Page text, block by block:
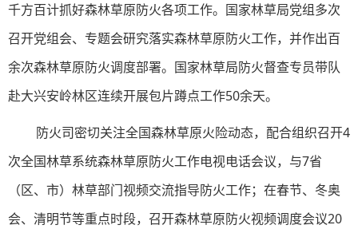
千方百计抓好森林草原防火各项工作。国家林草局党组多次
召开党组会、专题会研究落实森林草原防火工作，并作出百
余次森林草原防火调度部署。国家林草局防火督查专员带队
赴大兴安岭林区连续开展包片蹲点工作50余天。
防火司密切关注全国森林草原火险动态，配合组织召开4
次全国林草系统森林草原防火工作电视电话会议，与7省
（区、市）林草部门视频交流指导防火工作；在春节、冬奥
会、清明节等重点时段，召开森林草原防火视频调度会议20